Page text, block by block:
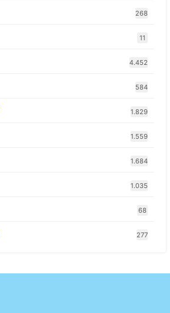
268
11
4.452
584
1.829
1.559
1.684
1.035
68
277